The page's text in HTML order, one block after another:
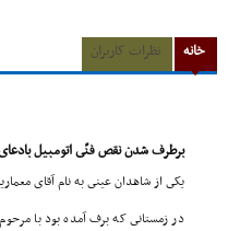
خانه نظرات کاربران
برطرف شدن نقص فنّى اتومبیل
یکى از شاهدان عینى به نام آقاى
در زمستانى که برف آمده بود با